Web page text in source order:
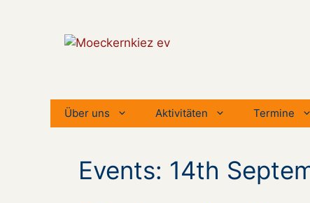
Über uns Aktivitäten Termine
Events: 14th